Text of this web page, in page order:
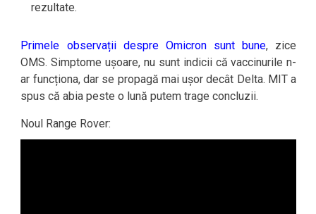
rezultate.
Primele observații despre Omicron sunt bune, zice
OMS. Simptome ușoare, nu sunt indicii că vaccinurile n-
ar funcționa, dar se propagă mai ușor decât Delta. MIT a
spus că abia peste o lună putem trage concluzii.
Noul Range Rover: